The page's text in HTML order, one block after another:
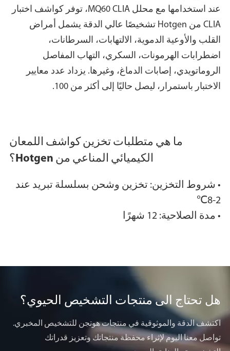
عند استخدامها مع محلل MQ60 CLIA، توفر كواشف اختبار
CLIA من Hotgen تشخيصًا عالي الدقة يشمل أمراض
القلب والأوعية الدموية، الالتهابات، السرطانات،
اضطرابات الهرمونات، السكري، التهاب المفاصل
الروماتويدي، إصابات الدماغ، وغيرها. يزداد عدد معايير
الاختبار باستمرار، ليصل حاليًا إلى أكثر من 100.
ما هي متطلبات تخزين كواشف اللمعان
الكيميائي المناعي من Hotgen؟
• شروط التخزين: تخزين وشحن بسلسلة تبريد عند
2-8℃
• مدة الصلاحية: 12 شهرًا
هل تحتاج الى منتجات التشخيص الحيوي؟
اكتشف الدقة والموثوقية في منتجات هوتجن للتشخيص المخبري.
تواصل معنا اليوم لإثراء محفظة منتجاتك وتعزيز قدراتك